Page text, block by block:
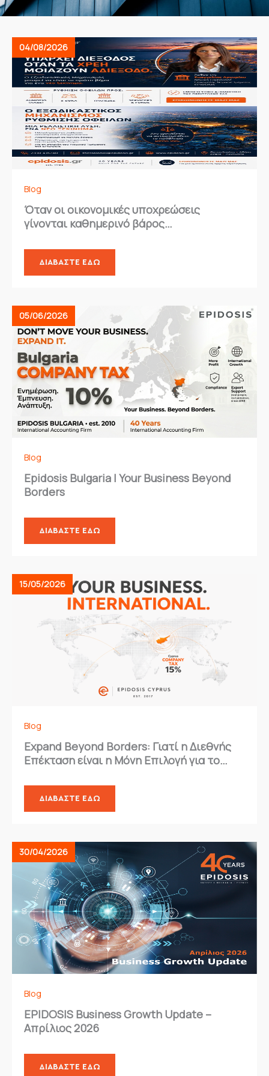
04/08/2026
Blog
Όταν οι οικονομικές υποχρεώσεις
γίνονται καθημερινό βάρος…
ΔΙΑΒΆΣΤΕ ΕΔΏ
05/06/2026
Blog
Epidosis Bulgaria | Your Business Beyond
Borders
ΔΙΑΒΆΣΤΕ ΕΔΏ
15/05/2026
Blog
Expand Beyond Borders: Γιατί η Διεθνής
Επέκταση είναι η Μόνη Επιλογή για το
ΔΙΑΒΆΣΤΕ ΕΔΏ
30/04/2026
Blog
EPIDOSIS Business Growth Update –
Απρίλιος 2026
ΔΙΑΒΆΣΤΕ ΕΔΏ
PagePagePage Page